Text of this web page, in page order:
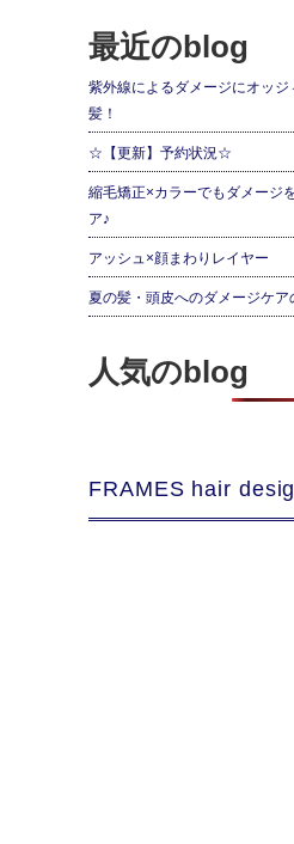
最近のblog
紫外線によるダメージにオッ
髪！
☆【更新】予約状況☆
縮毛矯正×カラーでもダメージ
ア♪
アッシュ×顔まわりレイヤー
夏の髪・頭皮へのダメージケア
人気のblog
FRAMES hair